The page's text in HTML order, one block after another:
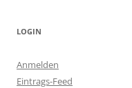
LOGIN
Anmelden
Eintrags-Feed